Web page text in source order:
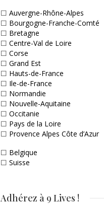
☐ Auvergne-Rhône-Alpes
☐ Bourgogne-Franche-Comté
☐ Bretagne
☐ Centre-Val de Loire
☐ Corse
☐ Grand Est
☐ Hauts-de-France
☐ Ile-de-France
☐ Normandie
☐ Nouvelle-Aquitaine
☐ Occitanie
☐ Pays de la Loire
☐ Provence Alpes Côte d’Azur
☐ Belgique
☐ Suisse
Adhérez à 9 Lives !